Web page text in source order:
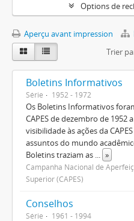
Options de
Aperçu avant impression
Trier
Boletins Informativos
Série 1952 - 1972
Os Boletins Informativos
CAPES de dezembro de 1952
visibilidade às ações da
assuntos do mundo
Boletins traziam as ... »
Campanha Nacional de
Superior (CAPES)
Conselhos
Série 1961 - 1994